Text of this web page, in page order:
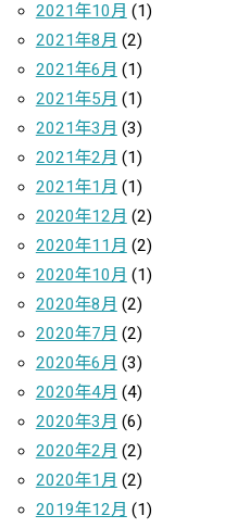
2021年10月 (1)
2021年8月 (2)
2021年6月 (1)
2021年5月 (1)
2021年3月 (3)
2021年2月 (1)
2021年1月 (1)
2020年12月 (2)
2020年11月 (2)
2020年10月 (1)
2020年8月 (2)
2020年7月 (2)
2020年6月 (3)
2020年4月 (4)
2020年3月 (6)
2020年2月 (2)
2020年1月 (2)
2019年12月 (1)